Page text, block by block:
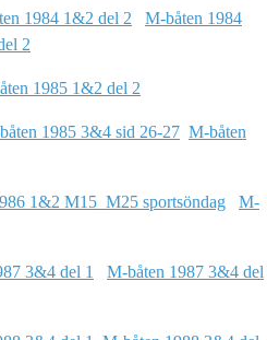
1984 1&2 del 2
M-båten 1984
2
1985 1&2 del 2
1985 3&4 sid 26-27 M-båten
1&2 M15_M25 sportsöndag
M-
3&4 del 1
M-båten 1987 3&4 del